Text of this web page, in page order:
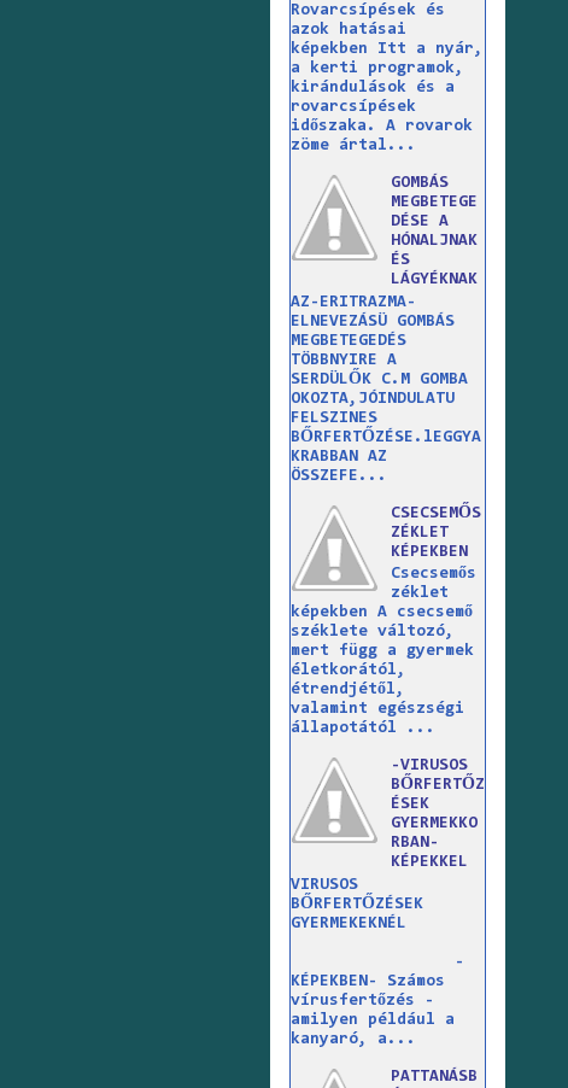
Rovarcsípések és
azok hatásai
képekben Itt a nyár,
a kerti programok,
kirándulások és a
rovarcsípések
időszaka. A rovarok
zöme ártal...
GOMBÁS
MEGBETEGE
DÉSE A
HÓNALJNAK
ÉS
LÁGYÉKNAK
AZ-ERITRAZMA-
ELNEVEZÁSÜ GOMBÁS
MEGBETEGEDÉS
TÖBBNYIRE A
SERDÜLŐK C.M GOMBA
OKOZTA,JÓINDULATU
FELSZINES
BŐRFERTŐZÉSE.lEGGYA
KRABBAN AZ
ÖSSZEFE...
CSECSEMŐS
ZÉKLET
KÉPEKBEN
Csecsemős
zéklet
képekben A csecsemő
széklete változó,
mert függ a gyermek
életkorától,
étrendjétől,
valamint egészségi
állapotától ...
-VIRUSOS
BŐRFERTŐZ
ÉSEK
GYERMEKKO
RBAN-
KÉPEKKEL
VIRUSOS
BŐRFERTŐZÉSEK
GYERMEKEKNÉL
-
KÉPEKBEN- Számos
vírusfertőzés -
amilyen például a
kanyaró, a...
PATTANÁSB